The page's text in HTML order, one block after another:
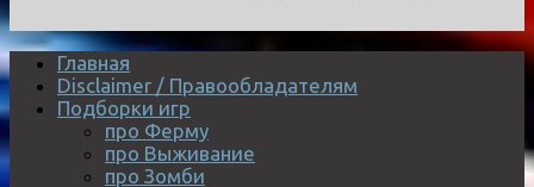
Главная
Disclaimer / Правообладателям
Подборки игр
про Ферму
про Выживание
про Зомби